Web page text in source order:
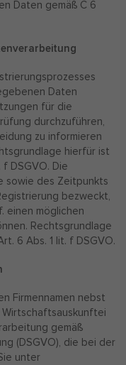
Daten gemäß C 6
Daten
für die
durchzuführen,
zu informieren
hierfür ist
DSGVO. Die
sowie des Zeitpunkts
bezweckt,
einen möglichen
Rechtsgrundlage
6 Abs. 1 lit. f DSGVO.
Firmennamen nebst
gemäß
(DSGVO), die bei der
unter